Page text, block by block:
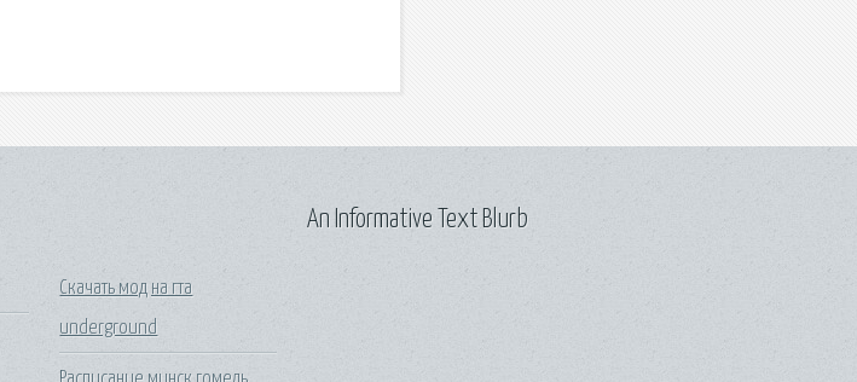
Скачать мод на гта
underground
An Informative Text Blurb